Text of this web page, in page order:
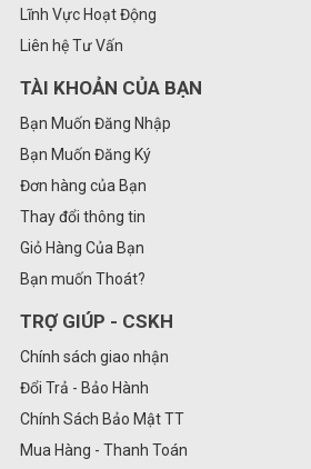
Lĩnh Vực Hoạt Động
Liên hệ Tư Vấn
TÀI KHOẢN CỦA BẠN
Bạn Muốn Đăng Nhập
Bạn Muốn Đăng Ký
Đơn hàng của Bạn
Thay đổi thông tin
Giỏ Hàng Của Bạn
Bạn muốn Thoát?
TRỢ GIÚP - CSKH
Chính sách giao nhận
Đổi Trả - Bảo Hành
Chính Sách Bảo Mật TT
Mua Hàng - Thanh Toán